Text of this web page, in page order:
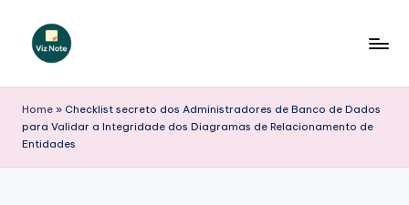
iz
N
o
Home » Checklist secreto dos Administradores de Banco de Dados
para Validar a Integridade dos Diagramas de Relacionamento de
Entidades